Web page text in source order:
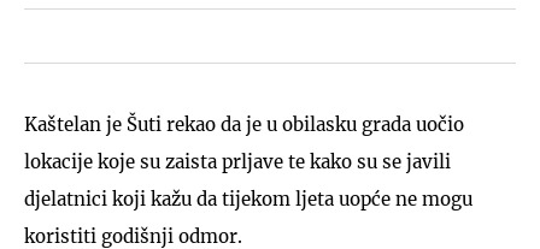
Kaštelan je Šuti rekao da je u obilasku grada uočio
lokacije koje su zaista prljave te kako su se javili
djelatnici koji kažu da tijekom ljeta uopće ne mogu
koristiti godišnji odmor.